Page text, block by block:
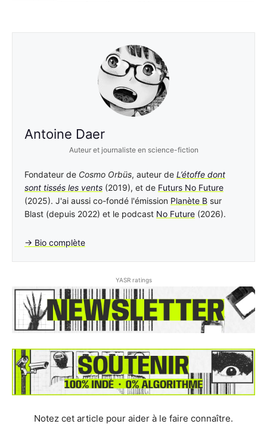
Antoine Daer
Auteur et journaliste en science-fiction
Fondateur de Cosmo Orbüs, auteur de L’étoffe dont
sont tissés les vents (2019), et de Futurs No Future
(2025). J'ai aussi co-fondé l'émission Planète B sur
Blast (depuis 2022) et le podcast No Future (2026).
→ Bio complète
YASR ratings
Notez cet article pour aider à le faire connaître.